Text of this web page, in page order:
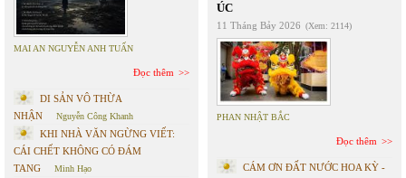
MAI AN NGUYỄN ANH TUẤN
Đọc thêm
DI SẢN VÔ THỪA
NHẬN
Nguyễn Công Khanh
KHI NHÀ VĂN NGỪNG VIẾT:
CÁI CHẾT KHÔNG CÓ ĐÁM
TANG
Minh Hạo
ÚC
11 Tháng Bảy 2026 (Xem: 2114)
PHAN NHẬT BẮC
Đọc thêm
CÁM ƠN ĐẤT NƯỚC HOA KỲ -